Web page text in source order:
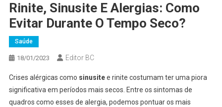
Rinite, Sinusite E Alergias: Como
Evitar Durante O Tempo Seco?
Saúde
18/01/2023 Editor BC
Crises alérgicas como sinusitee rinite costumam ter uma piora
significativa em períodos mais secos. Entre os sintomas de
quadros como esses de alergia, podemos pontuar os mais